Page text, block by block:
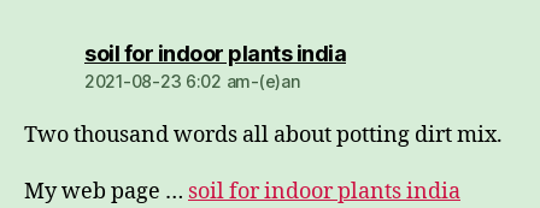
soil for indoor plants indiadio:
2021-08-23 6:02 am-(e)an
Two thousand words all about potting dirt mix.
My web page … soil for indoor plants india